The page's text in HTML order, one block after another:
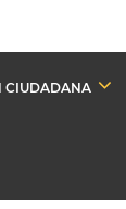
CIUDADANA